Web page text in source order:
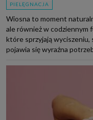
PIELĘGNACJA
Wiosna to moment
ale również w codziennym
które sprzyjają
pojawia się wyraźna